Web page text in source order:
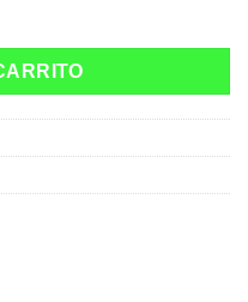
u cantidad